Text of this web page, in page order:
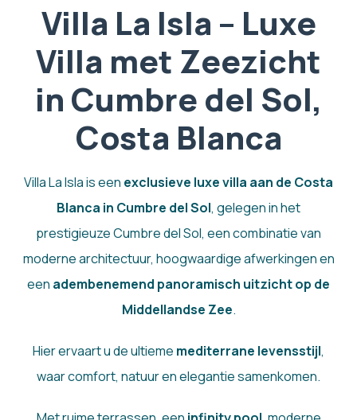
Villa La Isla – Luxe
Villa met Zeezicht
in Cumbre del Sol,
Costa Blanca
Villa La Isla is een exclusieve luxe villa aan de Costa
Blanca in Cumbre del Sol, gelegen in het
prestigieuze Cumbre del Sol, een combinatie van
moderne architectuur, hoogwaardige afwerkingen en
een adembenemend panoramisch uitzicht op de
Middellandse Zee.
Hier ervaart u de ultieme mediterrane levensstijl,
waar comfort, natuur en elegantie samenkomen.